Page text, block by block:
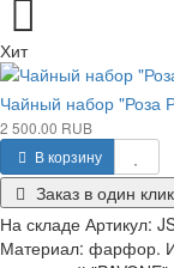
Хит
Чайный набор "Роза
2 500.00 RUB
В корзину
Заказ в один клик
На складе Артикул:
Материал: фарфор.